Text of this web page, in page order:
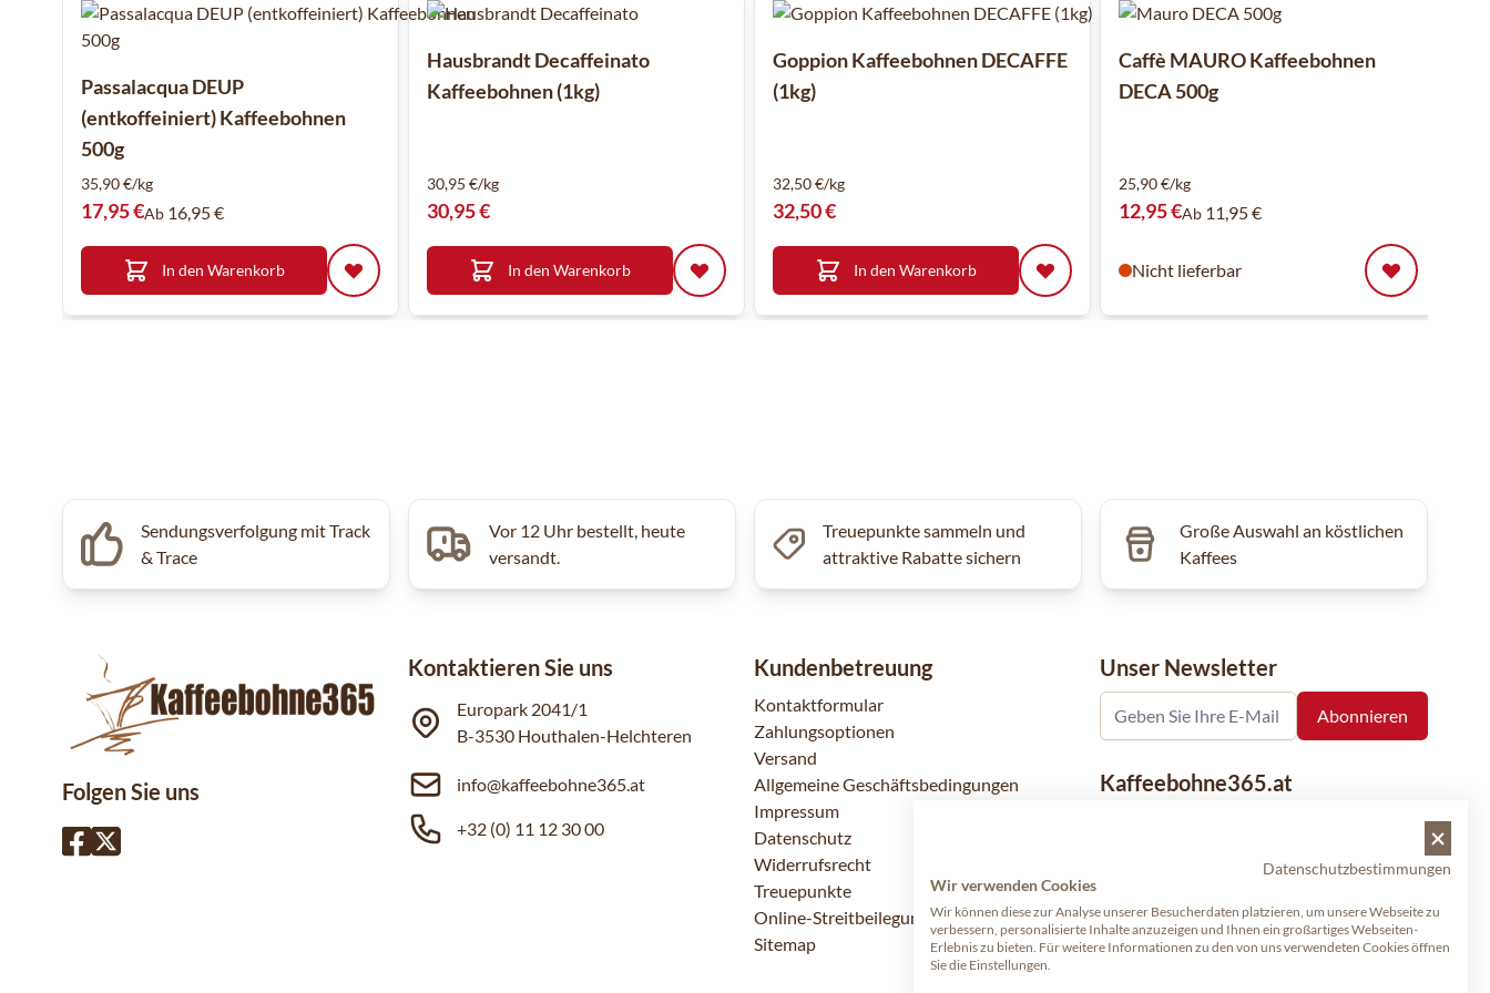
Passalacqua DEUP
(entkoffeiniert) Kaffeebohnen
500g
35,90 €/kg
17,95 €Ab 16,95 €
In den Warenkorb
Hausbrandt Decaffeinato
Kaffeebohnen (1kg)
30,95 €/kg
30,95 €
In den Warenkorb
Goppion Kaffeebohnen DECAFFE
(1kg)
32,50 €/kg
32,50 €
In den Warenkorb
Caffè MAURO Kaffeebohnen
DECA 500g
25,90 €/kg
12,95 €Ab 11,95 €
Nicht lieferbar
Sendungsverfolgung mit Track
& Trace
Vor 12 Uhr bestellt, heute
versandt.
Treuepunkte sammeln und
attraktive Rabatte sichern
Große Auswahl an köstlichen
Kaffees
Folgen Sie uns
Kontaktieren Sie uns
Europark 2041/1
B-3530 Houthalen-Helchteren
info@kaffeebohne365.at
+32 (0) 11 12 30 00
Kundenbetreuung
Kontaktformular
Zahlungsoptionen
Versand
Allgemeine Geschäftsbedingungen
Impressum
Datenschutz
Widerrufsrecht
Treuepunkte
Online-Streitbeilegung
Sitemap
Unser Newsletter
Kaffeebohne365.at
wurde. Der Verkauf von Kaffeebohnen
Marken ist eine unserer Spezialitäten.
Qualität und Kundenservice stehen dabei
Datenschutzbestimmungen
Wir verwenden Cookies
Wir können diese zur Analyse unserer Besucherdaten platzieren, um unsere Webseite zu
verbessern, personalisierte Inhalte anzuzeigen und Ihnen ein großartiges Webseiten-
Erlebnis zu bieten. Für weitere Informationen zu den von uns verwendeten Cookies öffnen
Sie die Einstellungen.